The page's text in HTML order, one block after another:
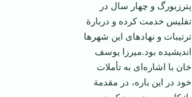
پترزبورگ‌ و چهار سال‌ در
تفلیس‌ خدمت‌ كرده‌ و دربارة‌
ترتیبات‌ و نهادهای‌ این‌ شهرها
اندیشیده‌ بود.میرزا یوسف‌
خان‌ با اشاره‌ای‌ به‌ تأملات‌
خود در این‌ باره‌، در مقدمة‌